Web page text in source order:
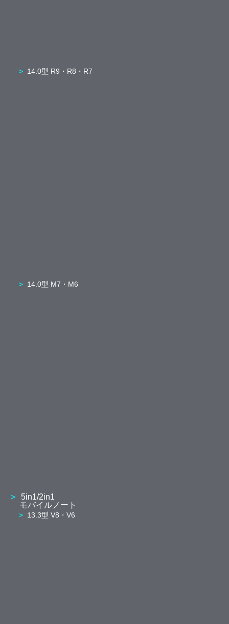
14.0型 R9・R8・R7
14.0型 M7・M6
5in1/2in1
モバイルノート
13.3型 V8・V6